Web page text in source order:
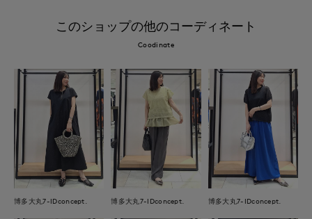
このショップの他のコーディネート
Coodinate
博多大丸7-IDconcept. 博多大丸7-IDconcept. 博多大丸7-IDconcept.